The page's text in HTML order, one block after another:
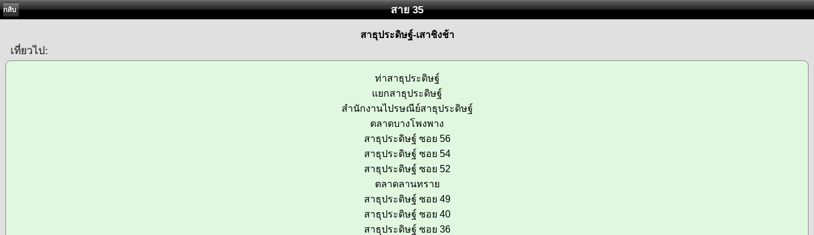
กลับ สาย 35
สาธุประดิษฐ์-เสาชิงช้า
เที่ยวไป:
ท่าสาธุประดิษฐ์
แยกสาธุประดิษฐ์
สำนักงานไปรษณีย์สาธุประดิษฐ์
ตลาดบางโพงพาง
สาธุประดิษฐ์ ซอย 56
สาธุประดิษฐ์ ซอย 54
สาธุประดิษฐ์ ซอย 52
ตลาดลานทราย
สาธุประดิษฐ์ ซอย 49
สาธุประดิษฐ์ ซอย 40
สาธุประดิษฐ์ ซอย 36